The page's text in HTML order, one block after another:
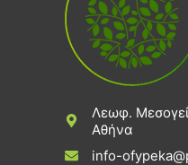
Λεωφ.
Αθήνα
info-